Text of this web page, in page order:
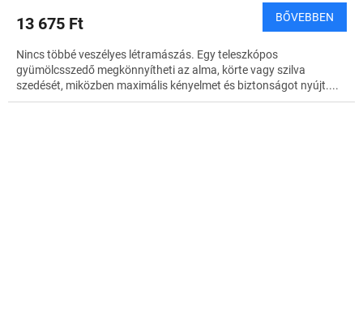
13 675 Ft BŐVEBBEN
Nincs többé veszélyes létramászás. Egy teleszkópos
gyümölcsszedő megkönnyítheti az alma, körte vagy szilva
szedését, miközben maximális kényelmet és biztonságot nyújt....